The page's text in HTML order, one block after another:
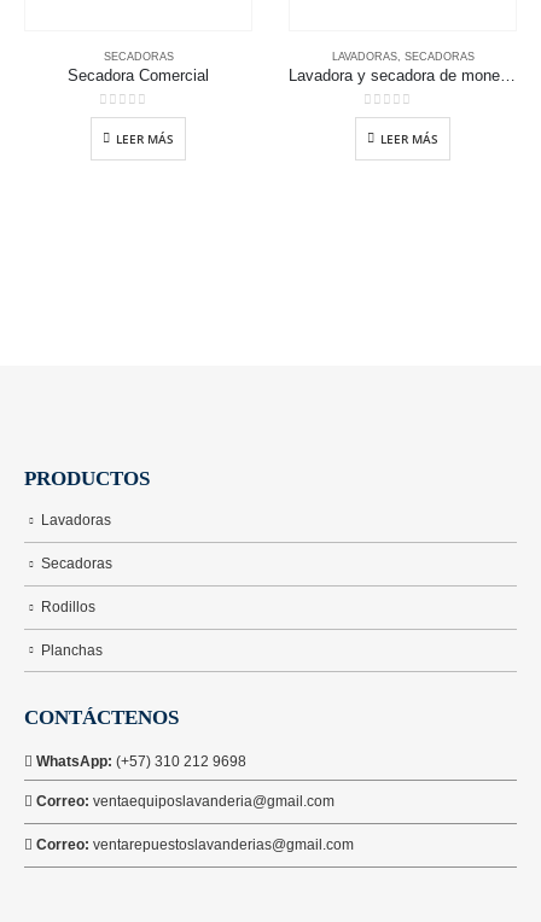
SECADORAS
Secadora Comercial
0out of 5
LEER MÁS
LAVADORAS, SECADORAS
0out of 5
LEER MÁS
PRODUCTOS
Lavadoras
Secadoras
Rodillos
Planchas
CONTÁCTENOS
WhatsApp: (+57) 310 212 9698
Correo: ventaequiposlavanderia@gmail.com
Correo: ventarepuestoslavanderias@gmail.com